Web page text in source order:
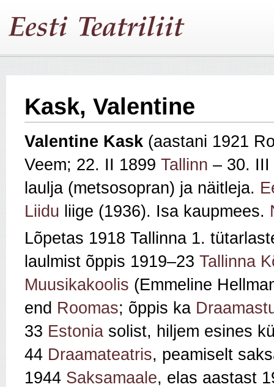
Kask, Valentine
Valentine Kask (aastani 1921
Veem; 22. II 1899 Tallinn – 30.
laulja (metsosopran) ja näitleja.
Liidu liige (1936). Isa kaupmees.
Lõpetas 1918 Tallinna 1.
laulmist õppis 1919–23 Tallinna
Muusikakoolis (Emmeline
end Roomas; õppis ka
33 Estonia solist, hiljem esines
44 Draamateatris, peamiselt
1944 Saksamaale, elas aastast